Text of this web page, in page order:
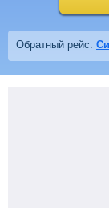
Обратный рейс: